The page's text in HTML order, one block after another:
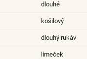
dlouhé
košilový
dlouhý rukáv
límeček